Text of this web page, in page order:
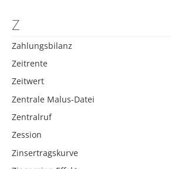
Z
Zahlungsbilanz
Zeitrente
Zeitwert
Zentrale Malus-Datei
Zentralruf
Zession
Zinsertragskurve